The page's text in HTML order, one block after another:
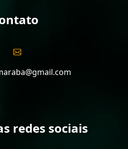
redes sociais